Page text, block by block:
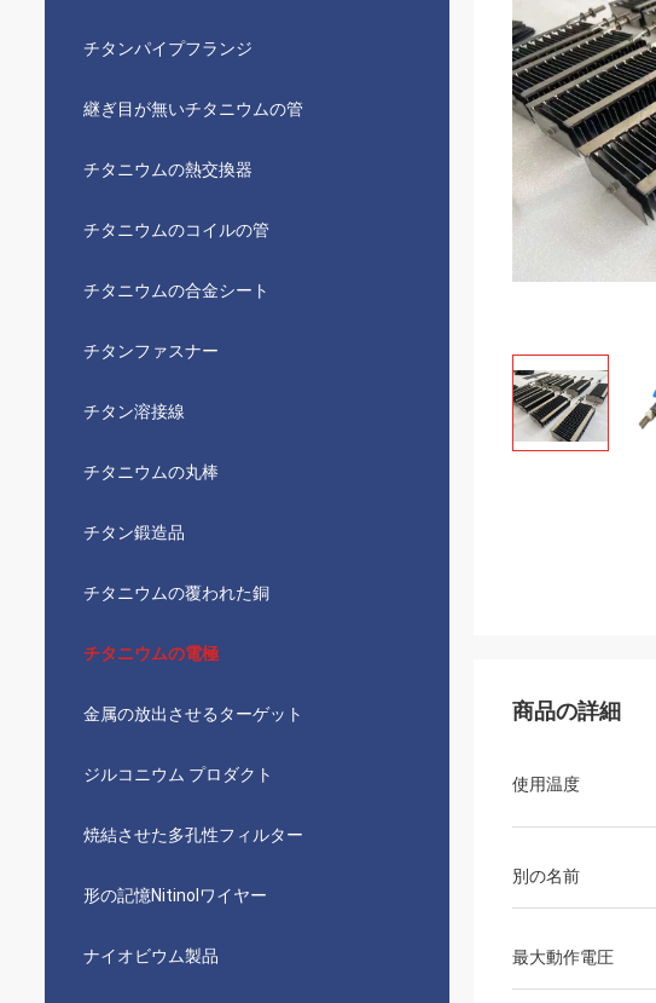
チタンパイプフランジ
継ぎ目が無いチタニウムの管
チタニウムの熱交換器
チタニウムのコイルの管
チタニウムの合金シート
チタンファスナー
チタン溶接線
チタニウムの丸棒
チタン鍛造品
チタニウムの覆われた銅
チタニウムの電極
金属の放出させるターゲット
ジルコニウム プロダクト
焼結させた多孔性フィルター
形の記憶Nitinolワイヤー
ナイオビウム製品
商品の詳細
使用温度
別の名前
最大動作電圧